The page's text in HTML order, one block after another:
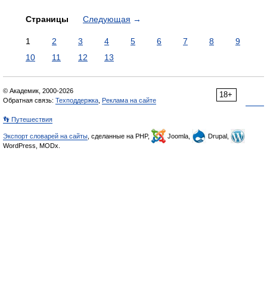
Страницы Следующая →
1 2 3 4 5 6 7 8
9
10
11 12 13
18+
© Академик, 2000-2026
Обратная связь: Техподдержка Реклама на сайте
👣 Путешествия
Экспорт словарей на сайты , сделанные на PHP, Joomla,
Drupal,
WordPress, MODx.